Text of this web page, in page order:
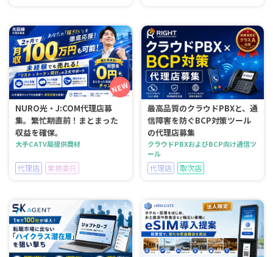
NURO光・J:COM代理店募
集。繁忙期直前！まとまった
収益を確保。
大手CATV局提供商材
代理店 業務委託
最高品質のクラウドPBXと、通
信障害を防ぐBCP対策ツール
の代理店募集
クラウドPBXおよびBCP向け通信ツ
ール
代理店 取次店